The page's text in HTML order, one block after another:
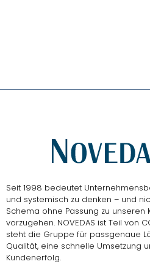
Seit 1998 bedeutet
und systemisch zu denken – und
Schema ohne Passung zu
vorzugehen. NOVEDAS ist Teil von
steht die Gruppe für passgenaue
Qualität, eine schnelle Umsetzung
Kundenerfolg.